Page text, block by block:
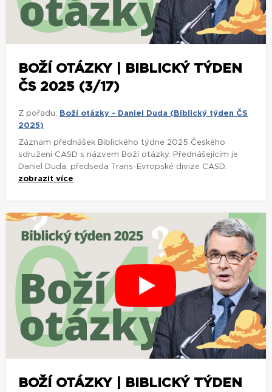
BOŽÍ OTÁZKY | BIBLICKÝ TÝDEN
ČS 2025 (3/17)
Z pořadu:
Boží otázky - Daniel Duda (Biblický týden ČS
2025)
Záznam přednášek Biblického týdne 2025 Českého
sdružení CASD s názvem Boží otázky. Přednášejícím je
Daniel Duda, předseda Trans-Evropské divize CASD.
zobrazit více
BOŽÍ OTÁZKY | BIBLICKÝ TÝDEN